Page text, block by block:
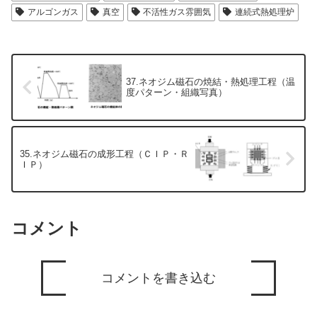
アルゴンガス 真空 不活性ガス雰囲気 連続式熱処理炉
37.ネオジム磁石の焼結・熱処理工程（温
度パターン・組織写真）
35.ネオジム磁石の成形工程（ＣＩＰ・Ｒ
ＩＰ）
コメント
コメントを書き込む